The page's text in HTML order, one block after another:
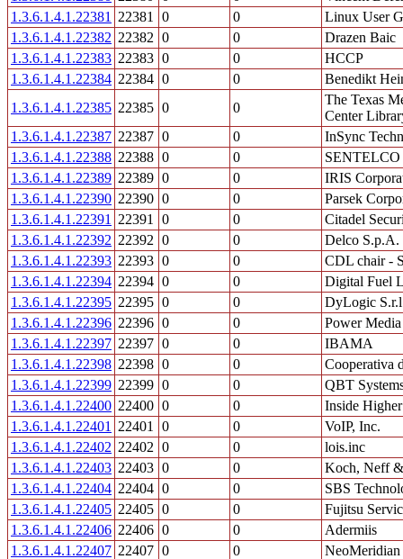
1.3.6.1.4.1.22381
22381 0 0
Linux User
1.3.6.1.4.1.22382 22382 0 0
Drazen Baic
1.3.6.1.4.1.22383 22383 0 0
HCCP
1.3.6.1.4.1.22384 22384 0 0
Benedikt
1.3.6.1.4.1.22385 22385 0 0
The Texas
Center
1.3.6.1.4.1.22387 22387 0 0
InSync
1.3.6.1.4.1.22388 22388 0 0
SENTELCO
1.3.6.1.4.1.22389 22389 0 0
IRIS
1.3.6.1.4.1.22390 22390 0 0
Parsek
1.3.6.1.4.1.22391
22391 0 0
Citadel
1.3.6.1.4.1.22392 22392 0 0
Delco S.p.A.
1.3.6.1.4.1.22393 22393 0 0
CDL chair -
1.3.6.1.4.1.22394 22394 0 0
Digital Fuel
1.3.6.1.4.1.22395 22395 0 0
DyLogic
1.3.6.1.4.1.22396 22396 0 0
Power
1.3.6.1.4.1.22397 22397 0 0
IBAMA
1.3.6.1.4.1.22398 22398 0 0
Cooperativa
1.3.6.1.4.1.22399 22399 0 0
QBT
1.3.6.1.4.1.22400 22400 0 0
Inside
1.3.6.1.4.1.22401
22401 0 0
VoIP, Inc.
1.3.6.1.4.1.22402 22402 0 0
lois.inc
1.3.6.1.4.1.22403 22403 0 0
Koch, Neff
1.3.6.1.4.1.22404 22404 0 0
SBS
1.3.6.1.4.1.22405 22405 0 0
Fujitsu
1.3.6.1.4.1.22406 22406 0 0
Adermiis
1.3.6.1.4.1.22407 22407 0 0